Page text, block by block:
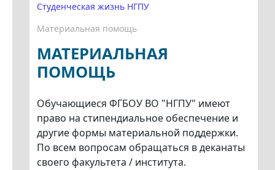
Студенческая жизнь НГПУ
Материальная помощь
МАТЕРИАЛЬНАЯ
ПОМОЩЬ
Обучающиеся ФГБОУ ВО "НГПУ" имеют
право на стипендиальное обеспечение и
другие формы материальной поддержки.
По всем вопросам обращаться в деканаты
своего факультета / института.